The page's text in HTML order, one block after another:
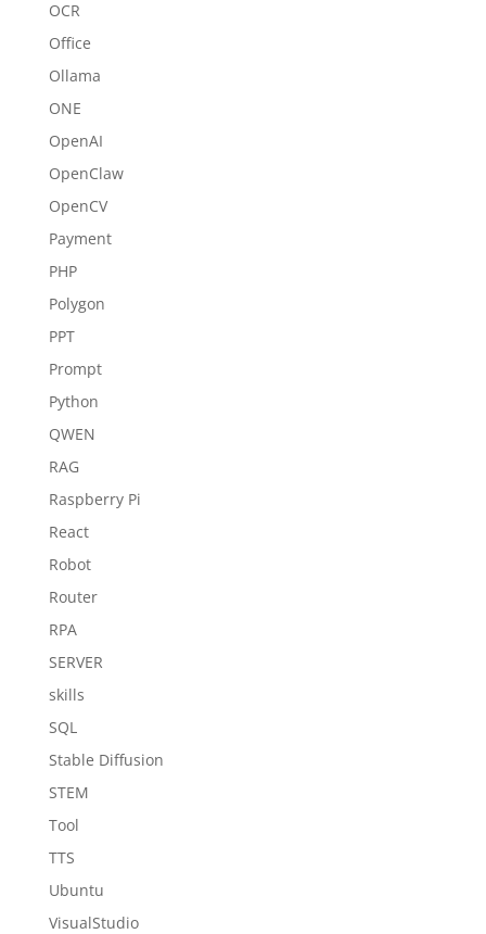
OCR
Office
Ollama
ONE
OpenAI
OpenClaw
OpenCV
Payment
PHP
Polygon
PPT
Prompt
Python
QWEN
RAG
Raspberry Pi
React
Robot
Router
RPA
SERVER
skills
SQL
Stable Diffusion
STEM
Tool
TTS
Ubuntu
VisualStudio